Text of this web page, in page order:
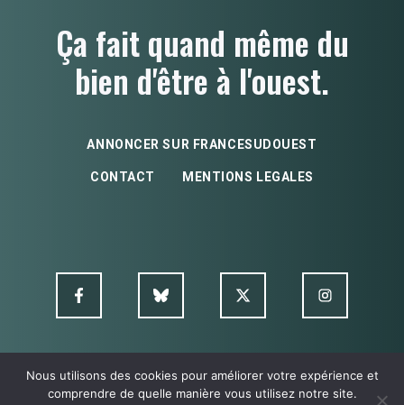
Ça fait quand même du
bien d'être à l'ouest.
ANNONCER SUR FRANCESUDOUEST
CONTACT MENTIONS LEGALES
© FSO MultimediA - 2026
Nous utilisons des cookies pour améliorer votre expérience et
comprendre de quelle manière vous utilisez notre site.